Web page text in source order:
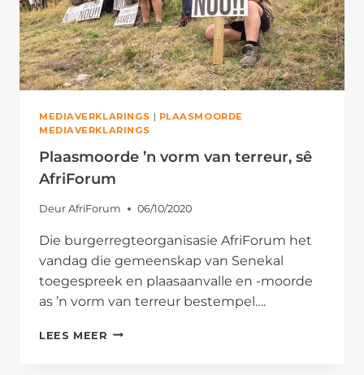
MEDIAVERKLARINGS | PLAASMOORDE
MEDIAVERKLARINGS
Plaasmoorde ’n vorm van terreur, sê
AfriForum
Deur AfriForum 06/10/2020
Die burgerregteorganisasie AfriForum het
vandag die gemeenskap van Senekal
toegespreek en plaasaanvalle en -moorde
as ’n vorm van terreur bestempel….
LEES MEER PLAASMOORDE